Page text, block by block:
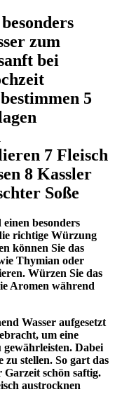
zum
bei
5
7 Fleisch
8 Kassler
Soße
besonders
richtige Würzung
können Sie das
Thymian oder
Würzen Sie das
Aromen während
Wasser aufgesetzt
um eine
Dabei
stellen. So gart das
schön saftig.
austrocknen